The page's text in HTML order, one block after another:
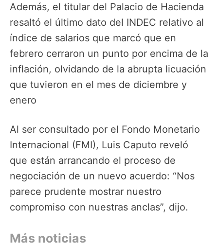
Además, el titular del Palacio de Hacienda
resaltó el último dato del INDEC relativo al
índice de salarios que marcó que en
febrero cerraron un punto por encima de la
inflación, olvidando de la abrupta licuación
que tuvieron en el mes de diciembre y
enero
Al ser consultado por el Fondo Monetario
Internacional (FMI), Luis Caputo reveló
que están arrancando el proceso de
negociación de un nuevo acuerdo: “Nos
parece prudente mostrar nuestro
compromiso con nuestras anclas”, dijo.
Más noticias